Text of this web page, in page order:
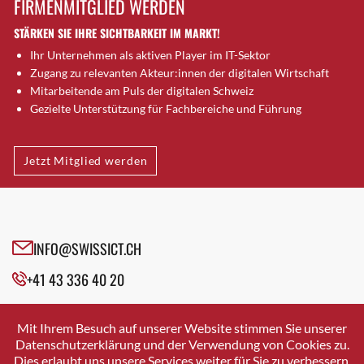
Brütten
Bubendorf
Bubikon
Buchs (SG)
Burgdorf
Bülach
Cazis
Cham
Davos Platz
Davos Platz 1
Dietikon
Dietlikon
FIRMENMITGLIED WERDEN
STÄRKEN SIE IHRE SICHTBARKEIT IM MARKT!
Ihr Unternehmen als aktiven Player im IT-Sektor
Zugang zu relevanten Akteur:innen der digitalen Wirtschaft
Mitarbeitende am Puls der digitalen Schweiz
Gezielte Unterstützung für Fachbereiche und Führung
Jetzt Mitglied werden
INFO@SWISSICT.CH
+41 43 336 40 20
SWISSICT
VULKANSTRASSE 120
8048 ZURICH
Mit Ihrem Besuch auf unserer Website stimmen Sie unserer
Datenschutzerklärung und der Verwendung von Cookies zu.
Dies erlaubt uns unsere Services weiter für Sie zu verbessern.